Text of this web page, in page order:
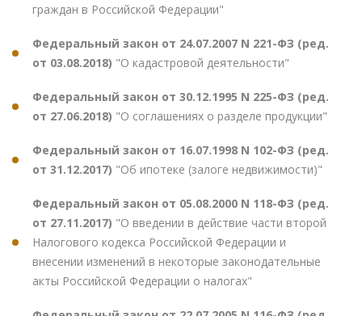
граждан в Российской Федерации"
Федеральный закон от 24.07.2007 N 221-ФЗ (ред.
от 03.08.2018) "О кадастровой деятельности"
Федеральный закон от 30.12.1995 N 225-ФЗ (ред.
от 27.06.2018) "О соглашениях о разделе продукции"
Федеральный закон от 16.07.1998 N 102-ФЗ (ред.
от 31.12.2017) "Об ипотеке (залоге недвижимости)"
Федеральный закон от 05.08.2000 N 118-ФЗ (ред.
от 27.11.2017) "О введении в действие части второй
Налогового кодекса Российской Федерации и
внесении изменений в некоторые законодательные
акты Российской Федерации о налогах"